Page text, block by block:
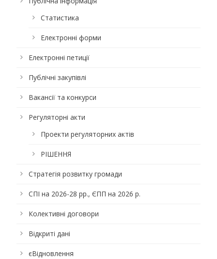
Статистика
Електронні форми
Електронні петиції
Публічні закупівлі
Вакансії та конкурси
Регуляторні акти
Проекти регуляторних актів
РІШЕННЯ
Стратегія розвитку громади
СПІ на 2026-28 рр., ЄПП на 2026 р.
Колективні договори
Відкриті дані
єВідновлення